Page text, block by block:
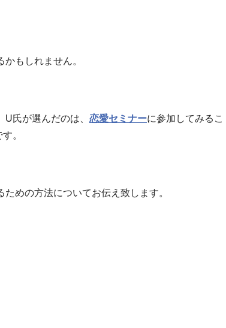
もしれません。
氏が選んだのは、 恋愛セミナーに参加してみるこ
。
めの方法についてお伝え致します。